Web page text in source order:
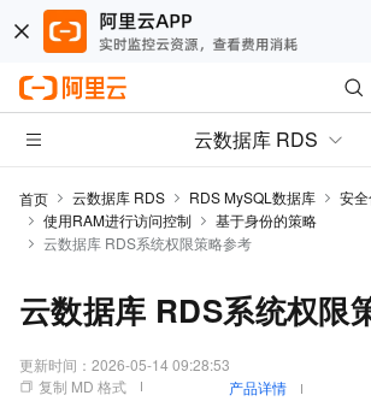
云数据库 RDS
首页 云数据库 RDS RDS MySQL数据库
安
使用RAM进行访问控制
基于身份的策略
云数据库 RDS系统权限策略参考
云数据库 RDS系统权限
更新时间： 2026-05-14 09:28:53
复制 MD 格式
产品详情